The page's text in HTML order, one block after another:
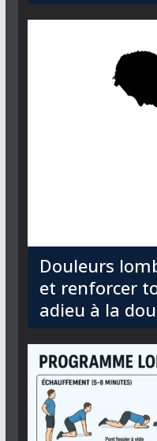
Douleurs
et renforcer
adieu à la